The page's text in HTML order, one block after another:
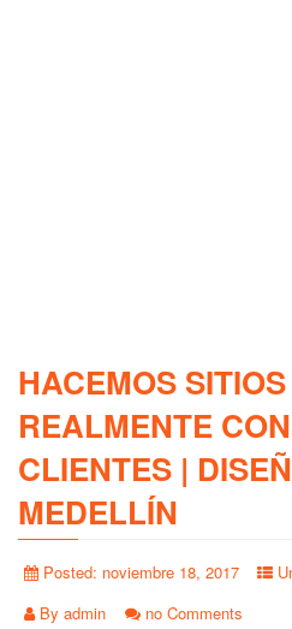
HACEMOS
REALMENTE
CLIENTES |
MEDELLÍN
Posted: noviembre 18, 2017
By admin no Comments